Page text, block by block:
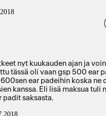
nyt kuukauden ajan ja
tässä oli vaan gsp 500 ear
ear padeihin koska ne
kanssa. Eli lisä maksua tuli
padit saksasta.